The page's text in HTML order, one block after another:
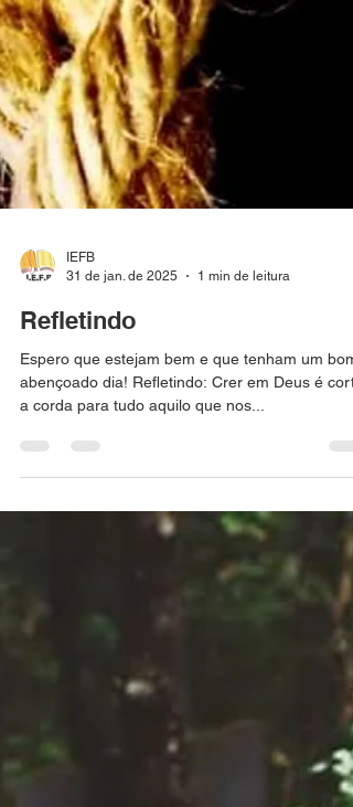
31 de jan. de 2025
Refletindo
Espero que estejam bem e que tenham um
abençoado dia! Refletindo: Crer em Deus é cortar
a corda para tudo aquilo que nos...